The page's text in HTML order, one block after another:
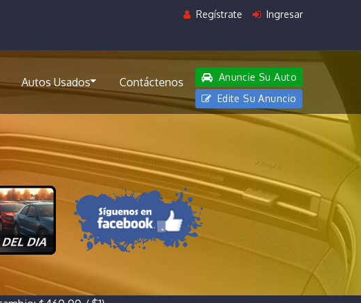
Regístrate Ingresar
Autos Usados Contáctenos
Anuncie Su Auto
Edite Su Anuncio